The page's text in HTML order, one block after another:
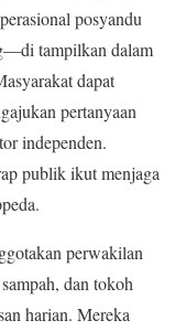
posyandu
tampilkan dalam
dapat
pertanyaan
independen.
publik ikut menjaga
perwakilan
dan tokoh
harian. Mereka